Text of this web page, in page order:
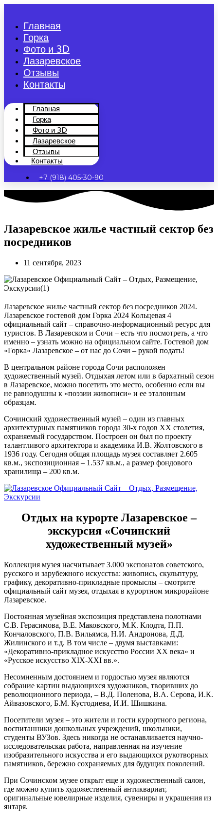
содержимому
Главная
Горка
Фото и 3D
Лазаревское
Отзывы
Контакты
Главная
Горка
Фото и 3D
Лазаревское
Отзывы
Контакты
+7 (918) 405-30-90
Лазаревское жилье частный сектор без
посредников
11 сентября, 2023
Лазаревское жилье частный сектор без посредников 2024.
Лазаревское гостевой дом Горка 2024 Кольцевая 4
официальный сайт – справочно-информационный ресурс для
туристов. В Лазаревском и Сочи – есть что посмотреть, а что
именно – узнать можно на официальном сайте. Гостевой дом
«Горка» Лазаревское – от нас до Сочи – рукой подать!
В центральном районе города Сочи расположен
художественный музей. Отдыхая летом или в бархатный сезон
в Лазаревское, можно посетить это место, особенно если вы
не равнодушны к «поэзии живописи» и ее эталонным
образцам.
Сочинский художественный музей – один из главных
архитектурных памятников города 30-х годов XX столетия,
охраняемый государством. Построен он был по проекту
талантливого архитектора и академика И.В. Жолтовского в
1936 году. Сегодня общая площадь музея составляет 2.605
кв.м., экспозиционная – 1.537 кв.м., а размер фондового
хранилища – 200 кв.м.
Отдых на курорте Лазаревское –
экскурсия «Сочинский
художественный музей»
Коллекция музея насчитывает 3.000 экспонатов советского,
русского и зарубежного искусства: живопись, скульптуру,
графику, декоративно-прикладные промыслы – смотрите
официальный сайт музея, отдыхая в курортном микрорайоне
Лазаревское.
Постоянная музейная экспозиция представлена полотнами
С.В. Герасимова, В.Е. Маковского, М.К. Клодта, П.П.
Кончаловского, П.В. Вильямса, Н.И. Андронова, Д.Д.
Жилинского и т.д. В том числе – двумя выставками:
«Декоративно-прикладное искусство России XX века» и
«Русское искусство XIX-XXI вв.».
Несомненным достоянием и гордостью музея являются
собрание картин выдающихся художников, творивших до
революционного периода, – В.Д. Поленова, В.А. Серова, И.К.
Айвазовского, Б.М. Кустодиева, И.И. Шишкина.
Посетители музея – это жители и гости курортного региона,
воспитанники дошкольных учреждений, школьники,
студенты ВУЗов. Здесь никогда не останавливается научно-
исследовательская работа, направленная на изучение
изобразительного искусства и его выдающихся рукотворных
памятников, бережно сохраняемых для будущих поколений.
При Сочинском музее открыт еще и художественный салон,
где можно купить художественный антиквариат,
оригинальные ювелирные изделия, сувениры и украшения из
янтаря.